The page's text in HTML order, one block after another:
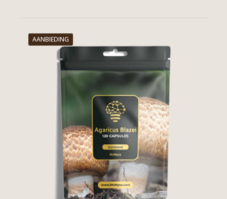
AANBIEDING